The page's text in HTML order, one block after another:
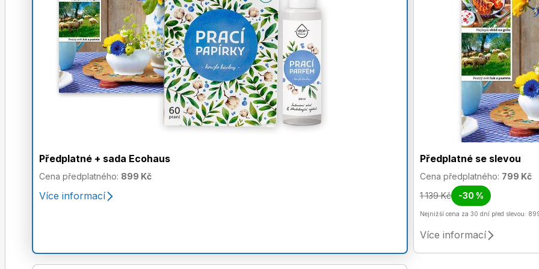
Předplatné + sada Ecohaus
Cena předplatného: 899 Kč
Více informací
Předplatné se slevou
Cena předplatného: 799 Kč
1 139 Kč
-30 %
Nejnižší cena za 30 dní před slevou:
Více informací